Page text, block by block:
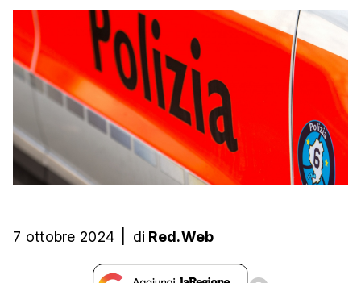
7 ottobre 2024 di Red.Web